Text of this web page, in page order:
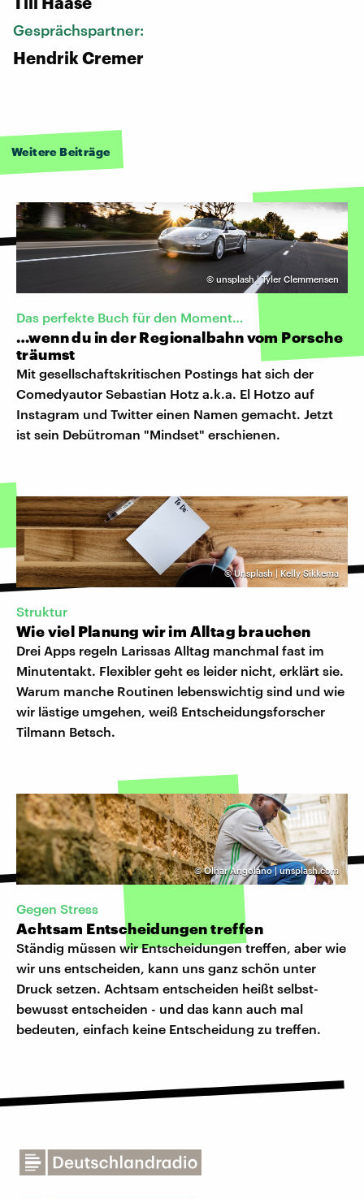
Gesprächspartner:
Hendrik Cremer
Weitere Beiträge
© unsplash | Tyler Clemmensen
Das perfekte Buch für den Moment…
…wenn du in der Regionalbahn vom Porsche
träumst
Mit gesellschaftskritischen Postings hat sich der
Comedyautor Sebastian Hotz a.k.a. El Hotzo auf
Instagram und Twitter einen Namen gemacht. Jetzt
ist sein Debütroman "Mindset" erschienen.
©Unsplash | Kelly Sikkema
Struktur
Wie viel Planung wir im Alltag brauchen
Drei Apps regeln Larissas Alltag manchmal fast im
Minutentakt. Flexibler geht es leider nicht, erklärt sie.
Warum manche Routinen lebenswichtig sind und wie
wir lästige umgehen, weiß Entscheidungsforscher
Tilmann Betsch.
©Olhar Angolano | unsplash.com
Gegen Stress
Achtsam Entscheidungen treffen
Ständig müssen wir Entscheidungen treffen, aber wie
wir uns entscheiden, kann uns ganz schön unter
Druck setzen. Achtsam entscheiden heißt selbst-
bewusst entscheiden - und das kann auch mal
bedeuten, einfach keine Entscheidung zu treffen.